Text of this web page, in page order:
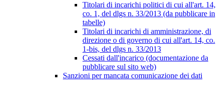
Titolari di incarichi politici di cui all'art. 14,
co. 1, del dlgs n. 33/2013 (da pubblicare in
tabelle)
Titolari di incarichi di amministrazione, di
direzione o di governo di cui all'art. 14, co.
1-bis, del dlgs n. 33/2013
Cessati dall'incarico (documentazione da
pubblicare sul sito web)
Sanzioni per mancata comunicazione dei dati